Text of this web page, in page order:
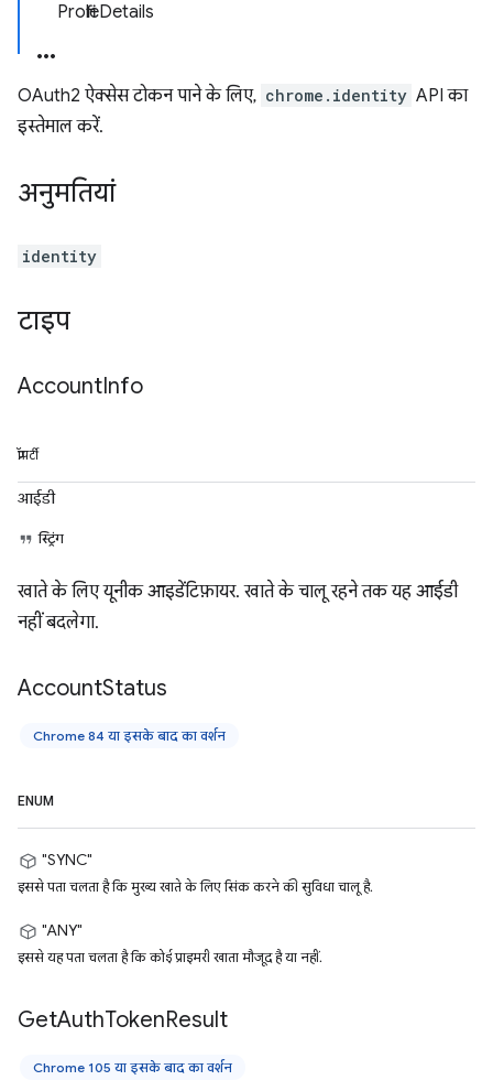
ProfileDetails
OAuth2 ऐक्सेस टोकन पाने के लिए, chrome.identity API का
इस्तेमाल करें.
अनुमतियां
identity
टाइप
AccountInfo
प्रॉपर्टी
आईडी
स्ट्रिंग
खाते के लिए यूनीक आइडेंटिफ़ायर. खाते के चालू रहने तक यह आईडी
नहीं बदलेगा.
AccountStatus
Chrome 84 या इसके बाद का वर्शन
ENUM
"SYNC"
इससे पता चलता है कि मुख्य खाते के लिए सिंक करने की सुविधा चालू है.
"ANY"
इससे यह पता चलता है कि कोई प्राइमरी खाता मौजूद है या नहीं.
GetAuthTokenResult
Chrome 105 या इसके बाद का वर्शन